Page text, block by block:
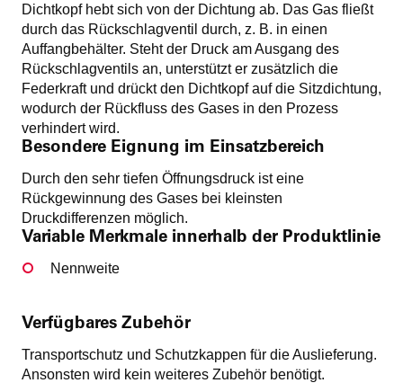
Dichtkopf hebt sich von der Dichtung ab. Das Gas fließt
durch das Rückschlagventil durch, z. B. in einen
Auffangbehälter. Steht der Druck am Ausgang des
Rückschlagventils an, unterstützt er zusätzlich die
Federkraft und drückt den Dichtkopf auf die Sitzdichtung,
wodurch der Rückfluss des Gases in den Prozess
verhindert wird.
Besondere Eignung im Einsatzbereich
Durch den sehr tiefen Öffnungsdruck ist eine
Rückgewinnung des Gases bei kleinsten
Druckdifferenzen möglich.
Variable Merkmale innerhalb der Produktlinie
Nennweite
Verfügbares Zubehör
Transportschutz und Schutzkappen für die Auslieferung.
Ansonsten wird kein weiteres Zubehör benötigt.